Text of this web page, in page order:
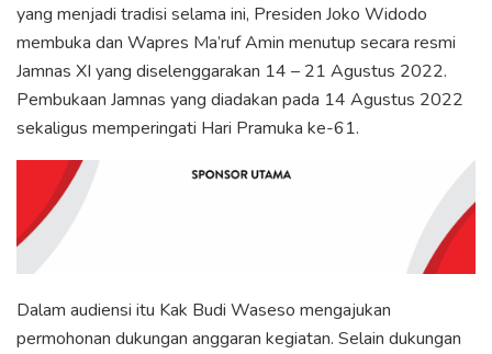
yang menjadi tradisi selama ini, Presiden Joko Widodo
membuka dan Wapres Ma’ruf Amin menutup secara resmi
Jamnas XI yang diselenggarakan 14 – 21 Agustus 2022.
Pembukaan Jamnas yang diadakan pada 14 Agustus 2022
sekaligus memperingati Hari Pramuka ke-61.
Dalam audiensi itu Kak Budi Waseso mengajukan
permohonan dukungan anggaran kegiatan. Selain dukungan